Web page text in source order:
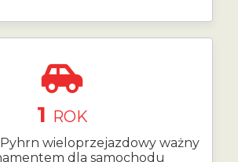
1 ROK
wieloprzejazdowy ważny
dla samochodu